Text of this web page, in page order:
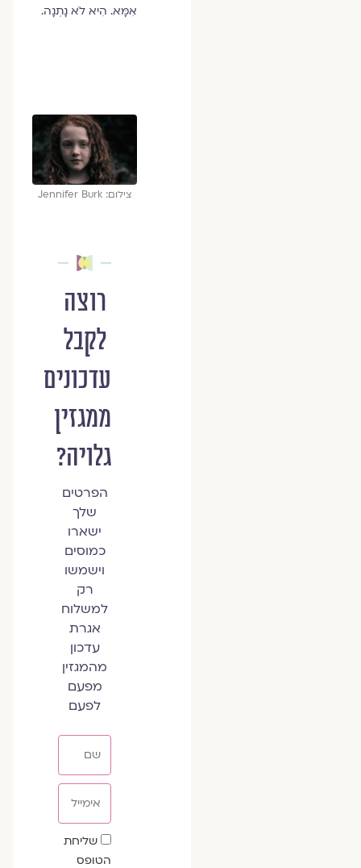
אִמָּא. הִיא לֹא נָתְנָה.
צילום: Jennifer Burk
רוצה
לקבל
עדכונים
ממגזין
גלויה?
הפרטים
שלך
ישארו
כמוסים
וישמשו
רק
למשלוח
אגרת
עדכון
מהמגזין
מפעם
לפעם
שדה
הסכמה
שליחת
הטופס